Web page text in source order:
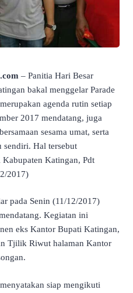
– Panitia Hari Besar
bakal menggelar Parade
agenda rutin setiap
2017 mendatang, juga
sesama umat, serta
sendiri. Hal tersebut
Katingan, Pdt
2017)
pada Senin (11/12/2017)
Kegiatan ini
eks Kantor Bupati Katingan,
Tjilik Riwut halaman Kantor
siap mengikuti